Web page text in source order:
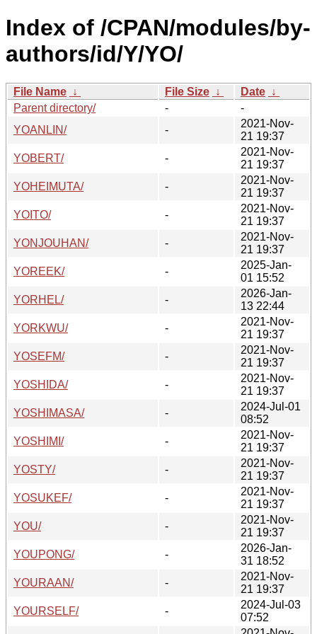
Index of /CPAN/modules/by-
authors/id/Y/YO/
File Name ↓ File Size ↓ Date ↓
Parent directory/
-
-
YOANLIN/
-
2021-Nov-
21 19:37
YOBERT/
-
2021-Nov-
21 19:37
YOHEIMUTA/
-
2021-Nov-
21 19:37
YOITO/
-
2021-Nov-
21 19:37
YONJOUHAN/
-
2021-Nov-
21 19:37
YOREEK/
-
2025-Jan-
01 15:52
YORHEL/
-
2026-Jan-
13 22:44
YORKWU/
-
2021-Nov-
21 19:37
YOSEFM/
-
2021-Nov-
21 19:37
YOSHIDA/
-
2021-Nov-
21 19:37
YOSHIMASA/
-
2024-Jul-01
08:52
YOSHIMI/
-
2021-Nov-
21 19:37
YOSTY/
-
2021-Nov-
21 19:37
YOSUKEF/
-
2021-Nov-
21 19:37
YOU/
-
2021-Nov-
21 19:37
YOUPONG/
-
2026-Jan-
31 18:52
YOURAAN/
-
2021-Nov-
21 19:37
YOURSELF/
-
2024-Jul-03
07:52